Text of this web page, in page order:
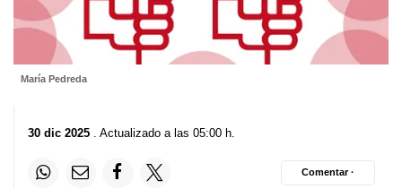
María Pedreda
30 dic 2025 . Actualizado a las 05:00 h.
Comentar ·